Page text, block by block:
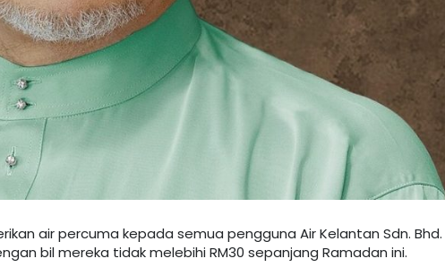
air percuma kepada semua pengguna Air Kelantan Sdn. Bhd.
bil mereka tidak melebihi RM30 sepanjang Ramadan ini.